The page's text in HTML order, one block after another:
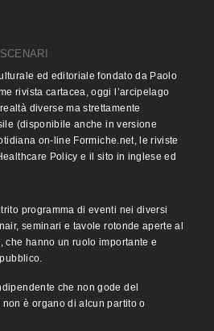
ed editoriale fondato da Paolo
rivista cartacea, oggi l’arcipelago
diverse ma strettamente
(disponibile anche in versione
on-line Formiche.net, le riviste
Policy e il sito in inglese ed
programma di eventi nei diversi
seminari e tavole rotonde aperte al
che hanno un ruolo importante e
che non gode del
è organo di alcun partito o